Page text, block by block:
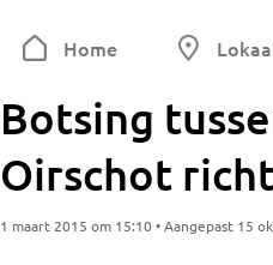
Home
Botsing
Oirschot
1 maart 2015 om 15:10 • Aangepast 15